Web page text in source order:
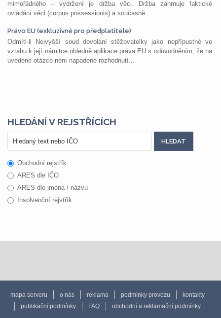
mimořádného – vydržení je držba věci. Držba zahrnuje faktické
ovládání věci (corpus possessionis) a současně...
Právo EU (exkluzivně pro předplatitele)
Odmítl-li Nejvyšší soud dovolání stěžovatelky jako nepřípustné ve
vztahu k její námitce ohledně aplikace práva EU s odůvodněním, že na
uvedené otázce není napadené rozhodnutí...
HLEDÁNÍ V REJSTŘÍCÍCH
Obchodní rejstřík
ARES dle IČO
ARES dle jména / názvu
Insolvenční rejstřík
mapa serveru o nás reklama podmínky provozu
kontakty
publikační podmínky
FAQ obchodní a reklamační podmínky